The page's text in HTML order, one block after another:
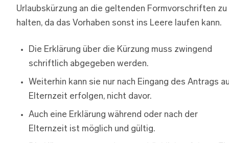
Urlaubskürzung an die geltenden Formvorschriften zu
halten, da das Vorhaben sonst ins Leere laufen kann.
Die Erklärung über die Kürzung muss zwingend
schriftlich abgegeben werden.
Weiterhin kann sie nur nach Eingang des Antrags
Elternzeit erfolgen, nicht davor.
Auch eine Erklärung während oder nach der
Elternzeit ist möglich und gültig.